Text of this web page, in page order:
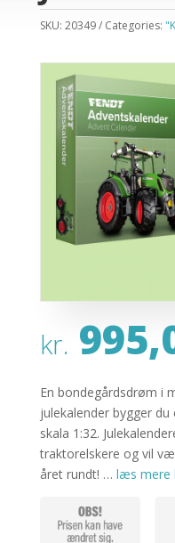
SKU: 20349 Categories:
kr.
En bondegårdsdrøm i
julekalender bygger
skala 1:32.
traktorelskere og vil
året rundt! … læs mere